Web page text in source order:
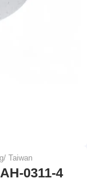
Taiwan
0311-4